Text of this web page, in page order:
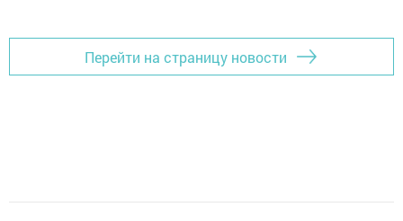
Перейти на страницу новости